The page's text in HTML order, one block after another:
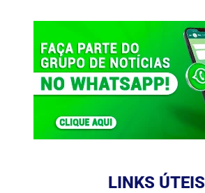
LINKS ÚTEIS